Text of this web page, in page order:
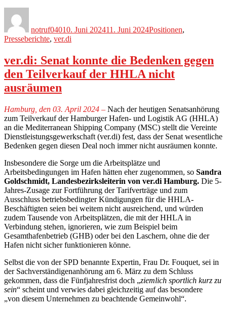
notruf04010. Juni 202411. Juni 2024Positionen,
Presseberichte, ver.di
ver.di: Senat konnte die Bedenken gegen
den Teilverkauf der HHLA nicht
ausräumen
Hamburg, den 03. April 2024 – Nach der heutigen Senatsanhörung
zum Teilverkauf der Hamburger Hafen- und Logistik AG (HHLA)
an die Mediterranean Shipping Company (MSC) stellt die Vereinte
Dienstleistungsgewerkschaft (ver.di) fest, dass der Senat wesentliche
Bedenken gegen diesen Deal noch immer nicht ausräumen konnte.
Insbesondere die Sorge um die Arbeitsplätze und
Arbeitsbedingungen im Hafen hätten eher zugenommen, so Sandra
Goldschmidt, Landesbezirksleiterin von ver.di Hamburg. Die 5-
Jahres-Zusage zur Fortführung der Tarifverträge und zum
Ausschluss betriebsbedingter Kündigungen für die HHLA-
Beschäftigten seien bei weitem nicht ausreichend, und würden
zudem Tausende von Arbeitsplätzen, die mit der HHLA in
Verbindung stehen, ignorieren, wie zum Beispiel beim
Gesamthafenbetrieb (GHB) oder bei den Laschern, ohne die der
Hafen nicht sicher funktionieren könne.
Selbst die von der SPD benannte Expertin, Frau Dr. Fouquet, sei in
der Sachverständigenanhörung am 6. März zu dem Schluss
gekommen, dass die Fünfjahresfrist doch „ziemlich sportlich kurz zu
sein“ scheint und verwies dabei gleichzeitig auf das besondere
„von diesem Unternehmen zu beachtende Gemeinwohl“.